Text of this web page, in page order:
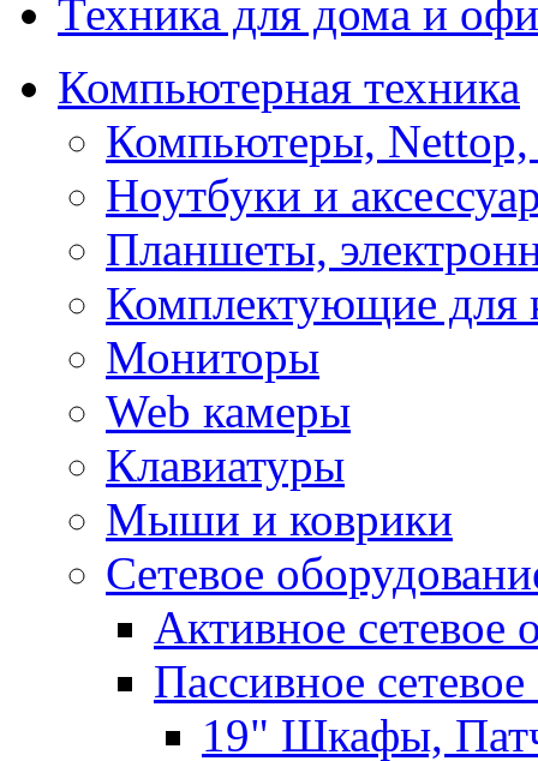
Техника для дома и
Компьютерная техника
Компьютеры,
Ноутбуки и
Планшеты,
Комплектующие для
Мониторы
Web камеры
Клавиатуры
Мыши и коврики
Сетевое
Активное сетевое
Пассивное
19" Шкафы,